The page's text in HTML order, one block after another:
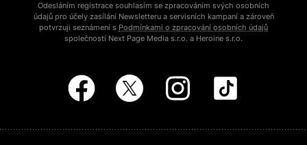
Odesláním registrace souhlasím se zpracováním svých osobních
údajů pro účely zasílání Newsletteru a servisních kampaní a zároveň
potvrzuji seznámení s Podmínkami o zpracování osobních údajů
společností Next Page Media s.r.o. a Heroine s.r.o.